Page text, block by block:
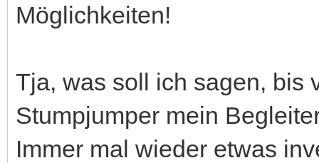
Möglichkeiten!
Tja, was soll ich sagen, bis
Stumpjumper mein
Immer mal wieder etwas